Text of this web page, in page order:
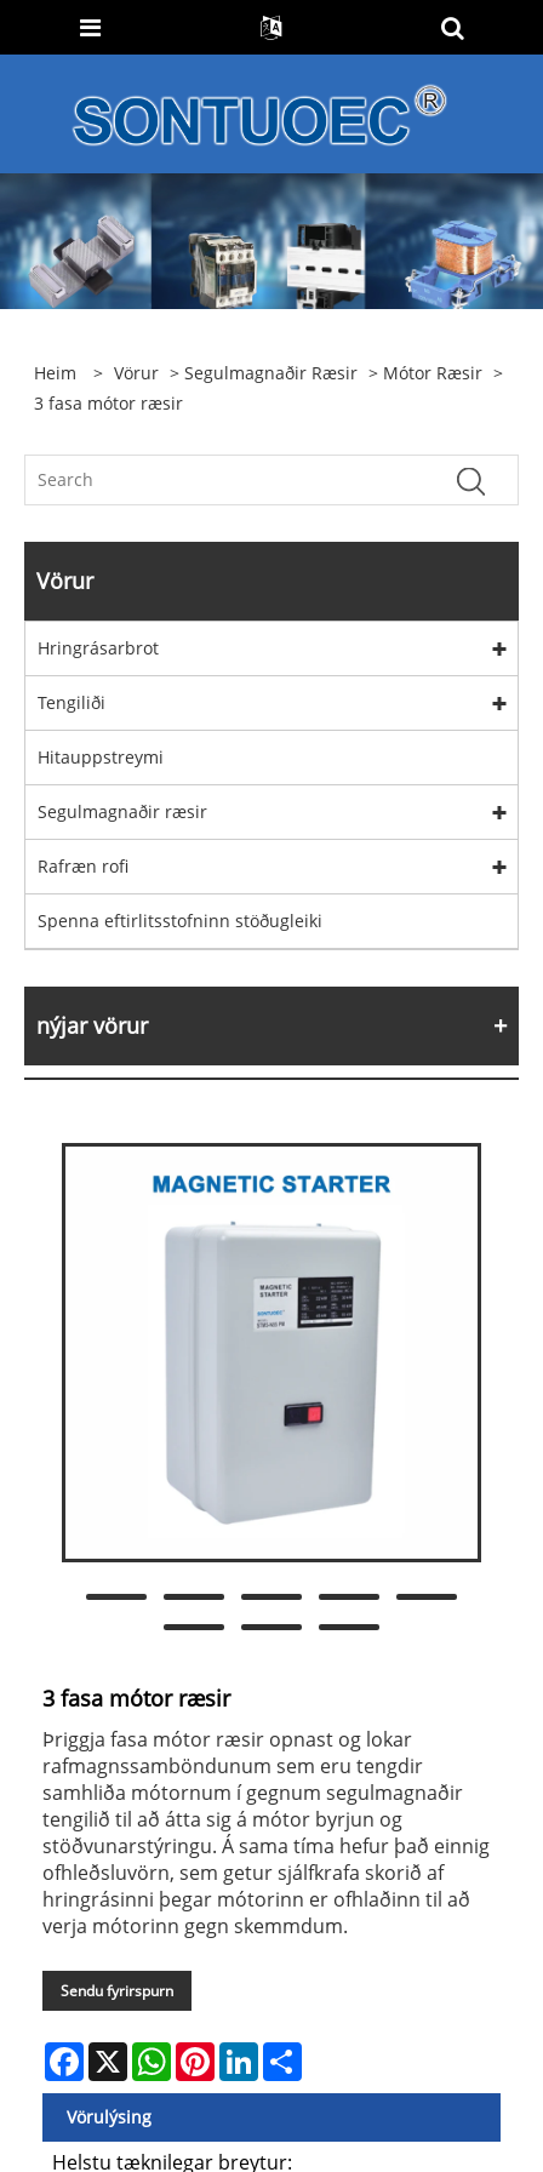
Heim > Vörur >Segulmagnaðir Ræsir > Mótor Ræsir >
3 fasa mótor ræsir
Vörur
Hringrásarbrot
Tengiliði
Hitauppstreymi
Segulmagnaðir ræsir
Rafræn rofi
Spenna eftirlitsstofninn stöðugleiki
nýjar vörur
3 fasa mótor ræsir
Þriggja fasa mótor ræsir opnast og lokar
rafmagnssamböndunum sem eru tengdir
samhliða mótornum í gegnum segulmagnaðir
tengilið til að átta sig á mótor byrjun og
stöðvunarstýringu. Á sama tíma hefur það einnig
ofhleðsluvörn, sem getur sjálfkrafa skorið af
hringrásinni þegar mótorinn er ofhlaðinn til að
verja mótorinn gegn skemmdum.
Sendu fyrirspurn
Facebook
X WhatsAppPinterestLinkedIn
Vörulýsing
Helstu tæknilegar breytur: